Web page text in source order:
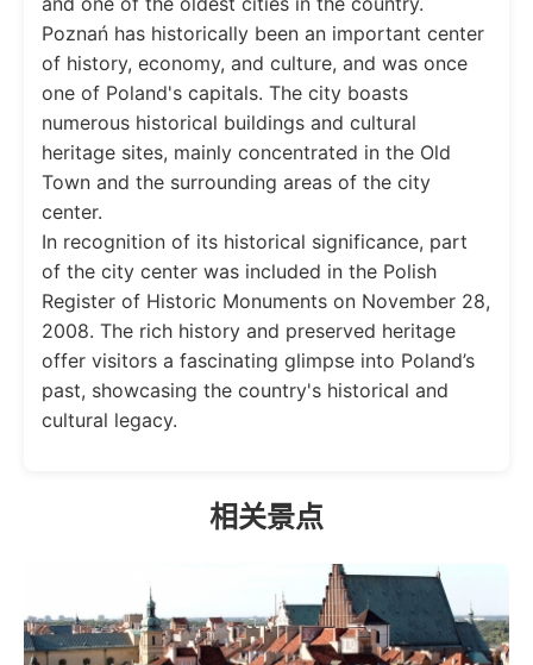
Poznań has historically been an important center
of history, economy, and culture, and was once
one of Poland's capitals. The city boasts
numerous historical buildings and cultural
heritage sites, mainly concentrated in the Old
Town and the surrounding areas of the city
center.
In recognition of its historical significance, part
of the city center was included in the Polish
Register of Historic Monuments on November 28,
2008. The rich history and preserved heritage
offer visitors a fascinating glimpse into Poland’s
past, showcasing the country's historical and
cultural legacy.
相关景点